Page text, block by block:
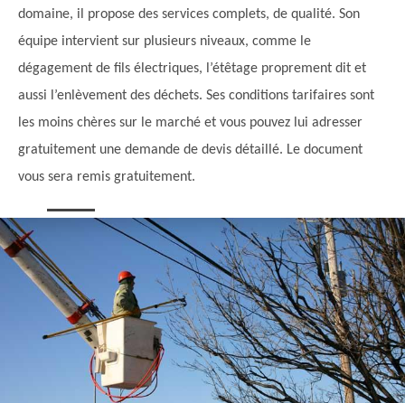
domaine, il propose des services complets, de qualité. Son
équipe intervient sur plusieurs niveaux, comme le
dégagement de fils électriques, l’étêtage proprement dit et
aussi l’enlèvement des déchets. Ses conditions tarifaires sont
les moins chères sur le marché et vous pouvez lui adresser
gratuitement une demande de devis détaillé. Le document
vous sera remis gratuitement.